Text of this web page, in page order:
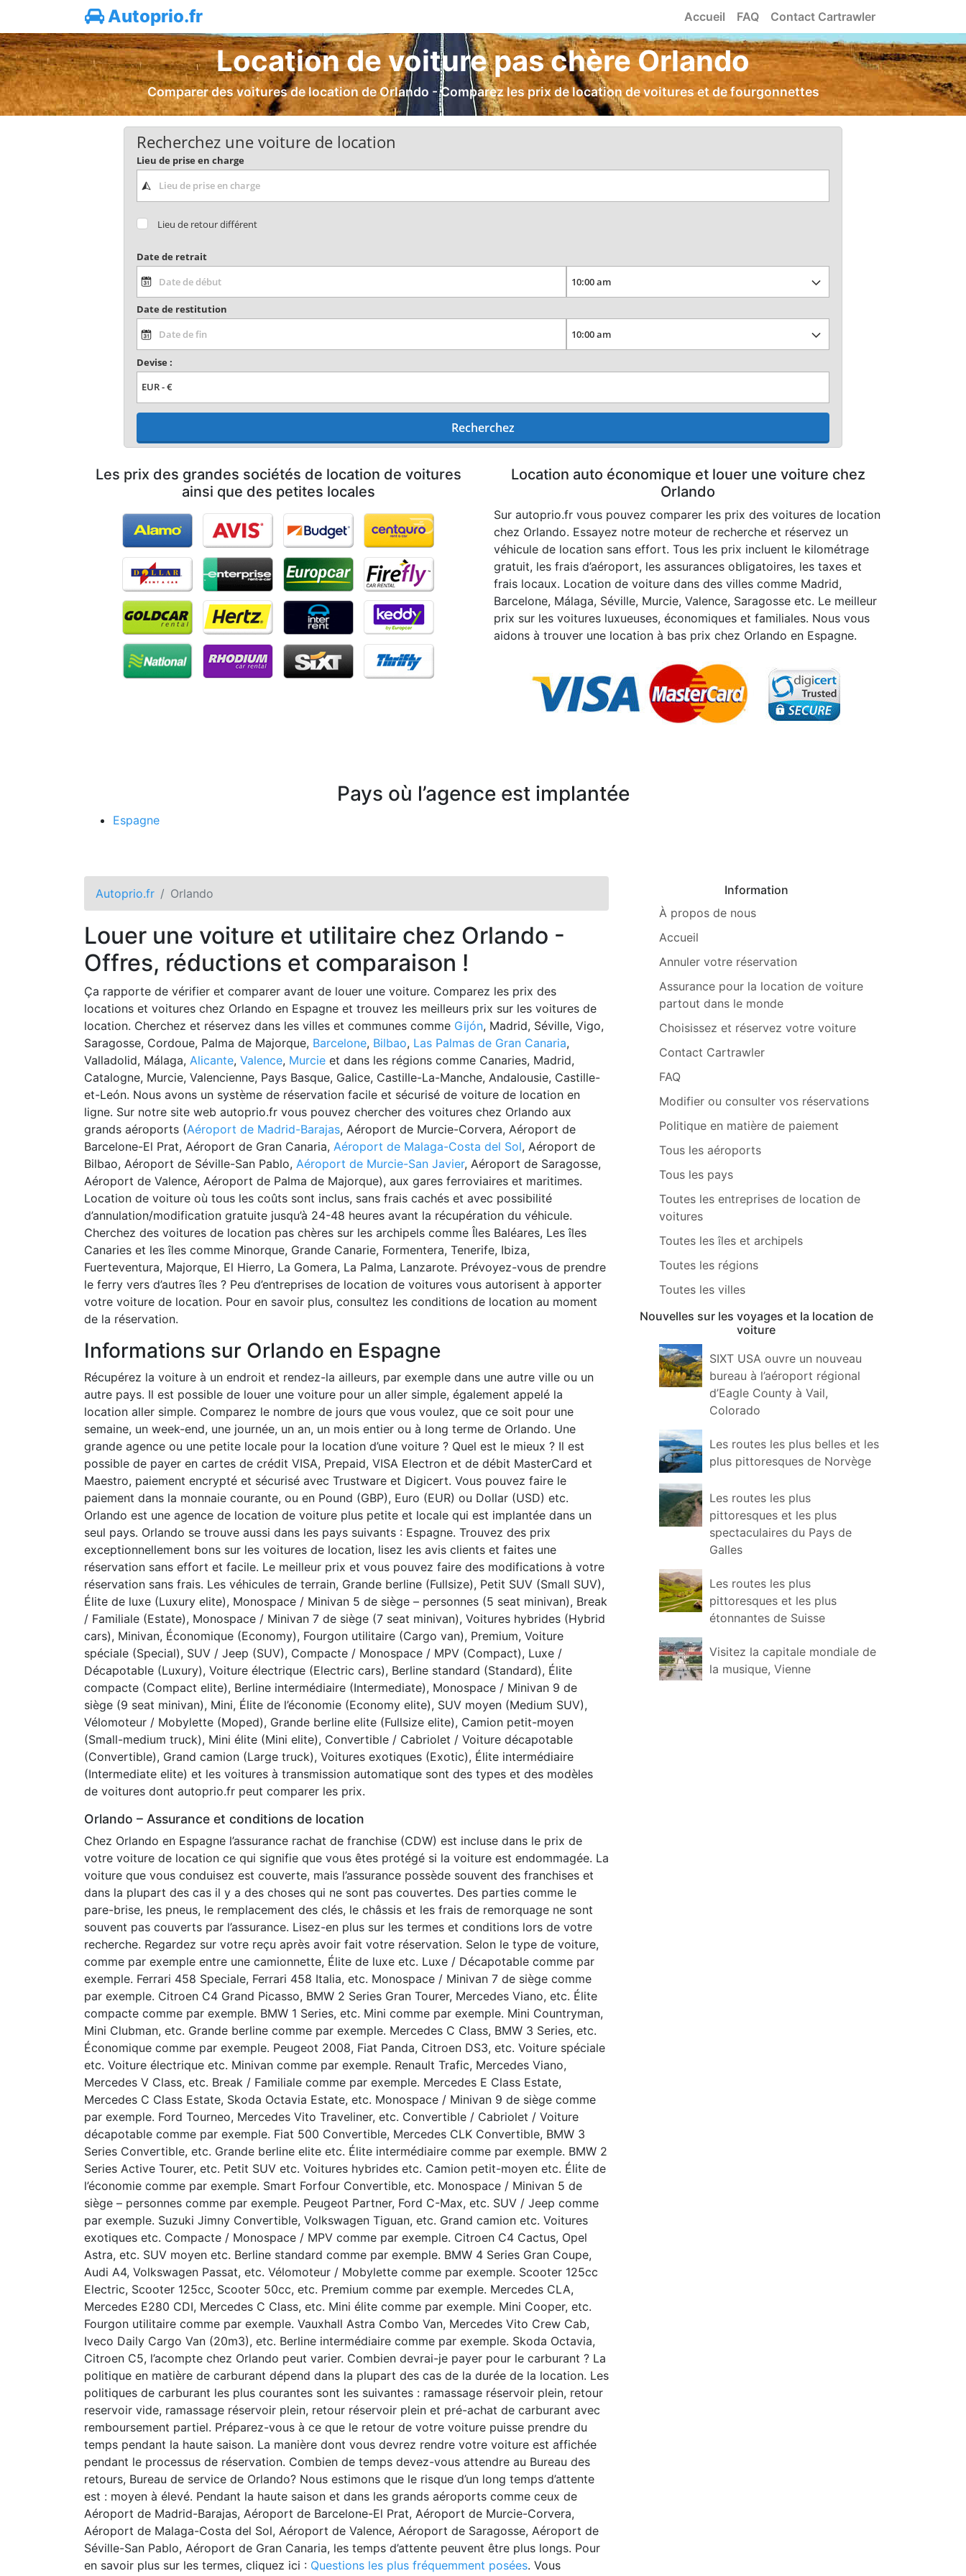
Autoprio.fr Accueil FAQ Contact Cartrawler
Location de voiture pas chère Orlando
Comparer des voitures de location de Orlando - Comparez les prix de location de voitures et de fourgonnettes
Recherchez une voiture de location
Lieu de prise en charge
Lieu de retour différent
Date de retrait
Date de restitution
Devise :
Recherchez
Les prix des grandes sociétés de location de voitures
ainsi que des petites locales
Location auto économique et louer une voiture chez
Orlando
Sur autoprio.fr vous pouvez comparer les prix des voitures de location
chez Orlando. Essayez notre moteur de recherche et réservez un
véhicule de location sans effort. Tous les prix incluent le kilométrage
gratuit, les frais d’aéroport, les assurances obligatoires, les taxes et
frais locaux. Location de voiture dans des villes comme Madrid,
Barcelone, Málaga, Séville, Murcie, Valence, Saragosse etc. Le meilleur
prix sur les voitures luxueuses, économiques et familiales. Nous vous
aidons à trouver une location à bas prix chez Orlando en Espagne.
Pays où l’agence est implantée
Espagne
Autoprio.fr Orlando
Louer une voiture et utilitaire chez Orlando -
Offres, réductions et comparaison !
Ça rapporte de vérifier et comparer avant de louer une voiture. Comparez les prix des
locations et voitures chez Orlando en Espagne et trouvez les meilleurs prix sur les voitures de
location. Cherchez et réservez dans les villes et communes comme Gijón, Madrid, Séville, Vigo,
Saragosse, Cordoue, Palma de Majorque, Barcelone, Bilbao, Las Palmas de Gran Canaria,
Valladolid, Málaga, Alicante, Valence, Murcie et dans les régions comme Canaries, Madrid,
Catalogne, Murcie, Valencienne, Pays Basque, Galice, Castille-La-Manche, Andalousie, Castille-
et-León. Nous avons un système de réservation facile et sécurisé de voiture de location en
ligne. Sur notre site web autoprio.fr vous pouvez chercher des voitures chez Orlando aux
grands aéroports (Aéroport de Madrid-Barajas, Aéroport de Murcie-Corvera, Aéroport de
Barcelone-El Prat, Aéroport de Gran Canaria, Aéroport de Malaga-Costa del Sol, Aéroport de
Bilbao, Aéroport de Séville-San Pablo, Aéroport de Murcie-San Javier, Aéroport de Saragosse,
Aéroport de Valence, Aéroport de Palma de Majorque), aux gares ferroviaires et maritimes.
Location de voiture où tous les coûts sont inclus, sans frais cachés et avec possibilité
d’annulation/modification gratuite jusqu’à 24-48 heures avant la récupération du véhicule.
Cherchez des voitures de location pas chères sur les archipels comme Îles Baléares, Les îles
Canaries et les îles comme Minorque, Grande Canarie, Formentera, Tenerife, Ibiza,
Fuerteventura, Majorque, El Hierro, La Gomera, La Palma, Lanzarote. Prévoyez-vous de prendre
le ferry vers d’autres îles ? Peu d’entreprises de location de voitures vous autorisent à apporter
votre voiture de location. Pour en savoir plus, consultez les conditions de location au moment
de la réservation.
Informations sur Orlando en Espagne
Récupérez la voiture à un endroit et rendez-la ailleurs, par exemple dans une autre ville ou un
autre pays. Il est possible de louer une voiture pour un aller simple, également appelé la
location aller simple. Comparez le nombre de jours que vous voulez, que ce soit pour une
semaine, un week-end, une journée, un an, un mois entier ou à long terme de Orlando. Une
grande agence ou une petite locale pour la location d’une voiture ? Quel est le mieux ? Il est
possible de payer en cartes de crédit VISA, Prepaid, VISA Electron et de débit MasterCard et
Maestro, paiement encrypté et sécurisé avec Trustware et Digicert. Vous pouvez faire le
paiement dans la monnaie courante, ou en Pound (GBP), Euro (EUR) ou Dollar (USD) etc.
Orlando est une agence de location de voiture plus petite et locale qui est implantée dans un
seul pays. Orlando se trouve aussi dans les pays suivants : Espagne. Trouvez des prix
exceptionnellement bons sur les voitures de location, lisez les avis clients et faites une
réservation sans effort et facile. Le meilleur prix et vous pouvez faire des modifications à votre
réservation sans frais. Les véhicules de terrain, Grande berline (Fullsize), Petit SUV (Small SUV),
Élite de luxe (Luxury elite), Monospace / Minivan 5 de siège – personnes (5 seat minivan), Break
/ Familiale (Estate), Monospace / Minivan 7 de siège (7 seat minivan), Voitures hybrides (Hybrid
cars), Minivan, Économique (Economy), Fourgon utilitaire (Cargo van), Premium, Voiture
spéciale (Special), SUV / Jeep (SUV), Compacte / Monospace / MPV (Compact), Luxe /
Décapotable (Luxury), Voiture électrique (Electric cars), Berline standard (Standard), Élite
compacte (Compact elite), Berline intermédiaire (Intermediate), Monospace / Minivan 9 de
siège (9 seat minivan), Mini, Élite de l’économie (Economy elite), SUV moyen (Medium SUV),
Vélomoteur / Mobylette (Moped), Grande berline elite (Fullsize elite), Camion petit-moyen
(Small-medium truck), Mini élite (Mini elite), Convertible / Cabriolet / Voiture décapotable
(Convertible), Grand camion (Large truck), Voitures exotiques (Exotic), Élite intermédiaire
(Intermediate elite) et les voitures à transmission automatique sont des types et des modèles
de voitures dont autoprio.fr peut comparer les prix.
Orlando – Assurance et conditions de location
Chez Orlando en Espagne l’assurance rachat de franchise (CDW) est incluse dans le prix de
votre voiture de location ce qui signifie que vous êtes protégé si la voiture est endommagée. La
voiture que vous conduisez est couverte, mais l’assurance possède souvent des franchises et
dans la plupart des cas il y a des choses qui ne sont pas couvertes. Des parties comme le
pare-brise, les pneus, le remplacement des clés, le châssis et les frais de remorquage ne sont
souvent pas couverts par l’assurance. Lisez-en plus sur les termes et conditions lors de votre
recherche. Regardez sur votre reçu après avoir fait votre réservation. Selon le type de voiture,
comme par exemple entre une camionnette, Élite de luxe etc. Luxe / Décapotable comme par
exemple. Ferrari 458 Speciale, Ferrari 458 Italia, etc. Monospace / Minivan 7 de siège comme
par exemple. Citroen C4 Grand Picasso, BMW 2 Series Gran Tourer, Mercedes Viano, etc. Élite
compacte comme par exemple. BMW 1 Series, etc. Mini comme par exemple. Mini Countryman,
Mini Clubman, etc. Grande berline comme par exemple. Mercedes C Class, BMW 3 Series, etc.
Économique comme par exemple. Peugeot 2008, Fiat Panda, Citroen DS3, etc. Voiture spéciale
etc. Voiture électrique etc. Minivan comme par exemple. Renault Trafic, Mercedes Viano,
Mercedes V Class, etc. Break / Familiale comme par exemple. Mercedes E Class Estate,
Mercedes C Class Estate, Skoda Octavia Estate, etc. Monospace / Minivan 9 de siège comme
par exemple. Ford Tourneo, Mercedes Vito Traveliner, etc. Convertible / Cabriolet / Voiture
décapotable comme par exemple. Fiat 500 Convertible, Mercedes CLK Convertible, BMW 3
Series Convertible, etc. Grande berline elite etc. Élite intermédiaire comme par exemple. BMW 2
Series Active Tourer, etc. Petit SUV etc. Voitures hybrides etc. Camion petit-moyen etc. Élite de
l’économie comme par exemple. Smart Forfour Convertible, etc. Monospace / Minivan 5 de
siège – personnes comme par exemple. Peugeot Partner, Ford C-Max, etc. SUV / Jeep comme
par exemple. Suzuki Jimny Convertible, Volkswagen Tiguan, etc. Grand camion etc. Voitures
exotiques etc. Compacte / Monospace / MPV comme par exemple. Citroen C4 Cactus, Opel
Astra, etc. SUV moyen etc. Berline standard comme par exemple. BMW 4 Series Gran Coupe,
Audi A4, Volkswagen Passat, etc. Vélomoteur / Mobylette comme par exemple. Scooter 125cc
Electric, Scooter 125cc, Scooter 50cc, etc. Premium comme par exemple. Mercedes CLA,
Mercedes E280 CDI, Mercedes C Class, etc. Mini élite comme par exemple. Mini Cooper, etc.
Fourgon utilitaire comme par exemple. Vauxhall Astra Combo Van, Mercedes Vito Crew Cab,
Iveco Daily Cargo Van (20m3), etc. Berline intermédiaire comme par exemple. Skoda Octavia,
Citroen C5, l’acompte chez Orlando peut varier. Combien devrai-je payer pour le carburant ? La
politique en matière de carburant dépend dans la plupart des cas de la durée de la location. Les
politiques de carburant les plus courantes sont les suivantes : ramassage réservoir plein, retour
reservoir vide, ramassage réservoir plein, retour réservoir plein et pré-achat de carburant avec
remboursement partiel. Préparez-vous à ce que le retour de votre voiture puisse prendre du
temps pendant la haute saison. La manière dont vous devrez rendre votre voiture est affichée
pendant le processus de réservation. Combien de temps devez-vous attendre au Bureau des
retours, Bureau de service de Orlando? Nous estimons que le risque d’un long temps d’attente
est : moyen à élevé. Pendant la haute saison et dans les grands aéroports comme ceux de
Aéroport de Madrid-Barajas, Aéroport de Barcelone-El Prat, Aéroport de Murcie-Corvera,
Aéroport de Malaga-Costa del Sol, Aéroport de Valence, Aéroport de Saragosse, Aéroport de
Séville-San Pablo, Aéroport de Gran Canaria, les temps d’attente peuvent être plus longs. Pour
en savoir plus sur les termes, cliquez ici : Questions les plus fréquemment posées. Vous
Information
À propos de nous
Accueil
Annuler votre réservation
Assurance pour la location de voiture
partout dans le monde
Choisissez et réservez votre voiture
Contact Cartrawler
FAQ
Modifier ou consulter vos réservations
Politique en matière de paiement
Tous les aéroports
Tous les pays
Toutes les entreprises de location de
voitures
Toutes les îles et archipels
Toutes les régions
Toutes les villes
Nouvelles sur les voyages et la location de
voiture
SIXT USA ouvre un nouveau
bureau à l’aéroport régional
d’Eagle County à Vail,
Colorado
Les routes les plus belles et les
plus pittoresques de Norvège
Les routes les plus
pittoresques et les plus
spectaculaires du Pays de
Galles
Les routes les plus
pittoresques et les plus
étonnantes de Suisse
Visitez la capitale mondiale de
la musique, Vienne